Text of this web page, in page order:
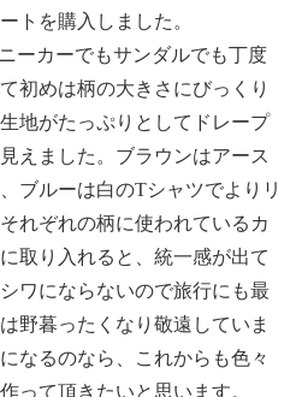
トを購入しました。
ーカーでもサンダルでも丁度
初めは柄の大きさにびっくり
地がたっぷりとしてドレープ
えました。ブラウンはアース
ブルーは白のTシャツでよりリ
れぞれの柄に使われているカ
取り入れると、統一感が出て
ワにならないので旅行にも最
野暮ったくなり敬遠していま
なるのなら、これからも色々
って頂きたいと思います。